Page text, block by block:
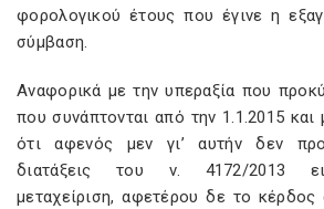
φορολογικού έτους που έγινε η
σύμβαση.
Αναφορικά με την υπεραξία που
που συνάπτονται από την 1.1.2015 και
ότι αφενός μεν γι’ αυτήν δεν
διατάξεις του ν. 4172/2013
μεταχείριση, αφετέρου δε το κέρδος